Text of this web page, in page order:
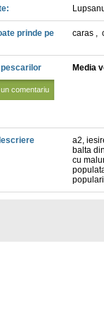
prinde pe
caras ,
pescarilor
comentariu
Media
a2,
balta
cu